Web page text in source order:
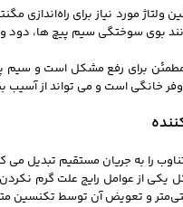
ولتاژ مورد نیاز برای
بوی سوختگی سیم‌ پیچ‌ ها،
برای رفع مشکل است و سیم‌
خانگی است و می‌ تواند از آسیب
را به جریان مستقیم تبدیل
یکی از عوامل رایج علت گرم
و تعویض آن توسط تکنسین